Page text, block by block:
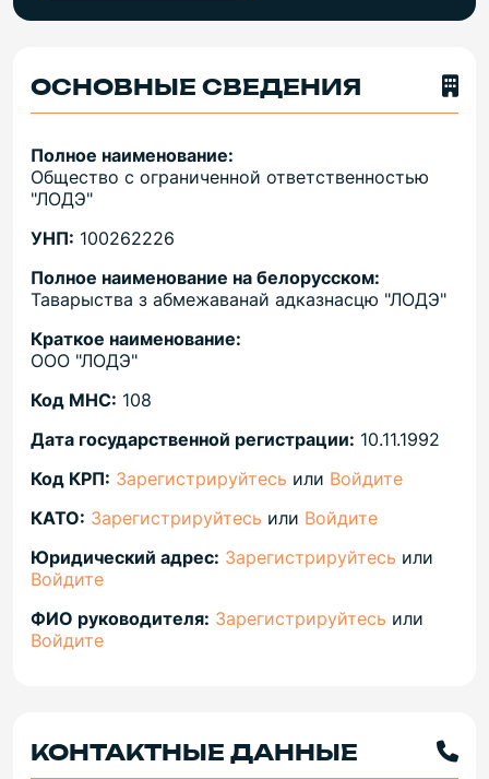
ОСНОВНЫЕ СВЕДЕНИЯ
Полное наименование:
Общество с ограниченной ответственностью
"ЛОДЭ"
УНП: 100262226
Полное наименование на белорусском:
Таварыства з абмежаванай адказнасцю "ЛОДЭ"
Краткое наименование:
ООО "ЛОДЭ"
Код МНС: 108
Дата государственной регистрации: 10.11.1992
Код КРП: Зарегистрируйтесь или Войдите
КАТО: Зарегистрируйтесь или Войдите
Юридический адрес: Зарегистрируйтесь или
Войдите
ФИО руководителя: Зарегистрируйтесь или
Войдите
КОНТАКТНЫЕ ДАННЫЕ